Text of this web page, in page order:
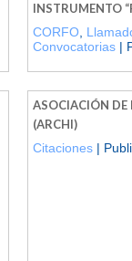
INSTRUMENTO
CORFO
Convocatorias |
ASOCIACIÓN DE
(ARCHI)
Citaciones |